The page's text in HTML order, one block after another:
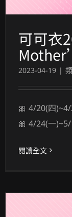
可可衣
2023-04-19 |
🎀 4/20(四
🎀 4/24(一
閱讀全文